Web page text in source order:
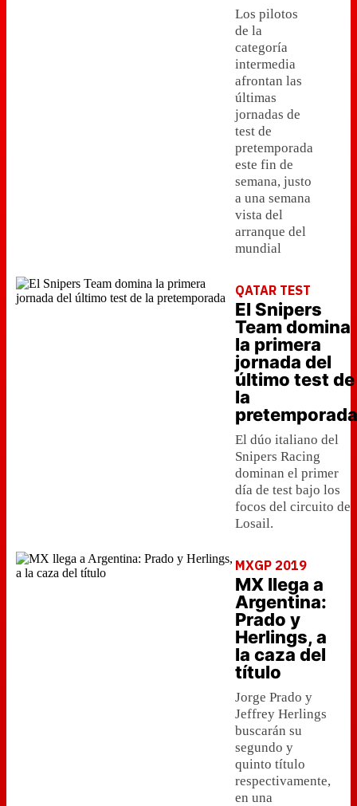
Los pilotos
de la
categoría
intermedia
afrontan las
últimas
jornadas de
test de
pretemporada
este fin de
semana, justo
a una semana
vista del
arranque del
mundial
QATAR TEST
El Snipers
Team domina
la primera
jornada del
último test de
la
pretemporada
El dúo italiano del
Snipers Racing
dominan el primer
día de test bajo los
focos del circuito de
Losail.
MXGP 2019
MX llega a
Argentina:
Prado y
Herlings, a
la caza del
título
Jorge Prado y
Jeffrey Herlings
buscarán su
segundo y
quinto título
respectivamente,
en una